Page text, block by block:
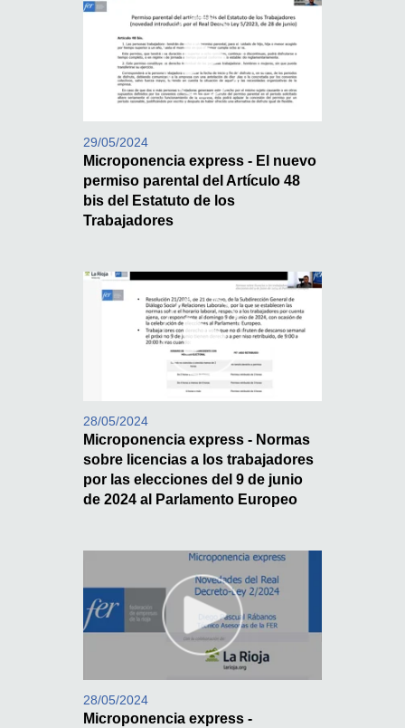
29/05/2024
Microponencia express - El nuevo
permiso parental del Artículo 48
bis del Estatuto de los
Trabajadores
28/05/2024
Microponencia express - Normas
sobre licencias a los trabajadores
por las elecciones del 9 de junio
de 2024 al Parlamento Europeo
28/05/2024
Microponencia express -